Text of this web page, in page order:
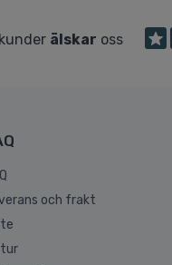
älskar oss
och frakt